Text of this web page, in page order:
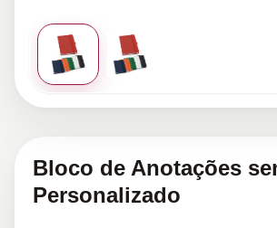
Bloco de Anotações
Personalizado